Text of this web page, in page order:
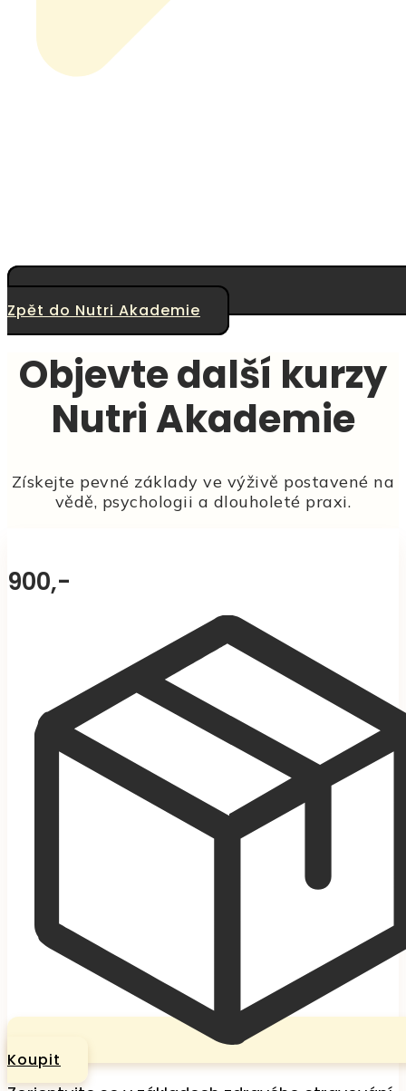
Zpět do Nutri Akademie
Objevte další kurzy
Nutri Akademie
Získejte pevné základy ve výživě postavené na
vědě, psychologii a dlouholeté praxi.
900,-
Koupit